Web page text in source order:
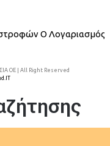
Ο Λογαριασμός
ΟΕ | All Right Reserved